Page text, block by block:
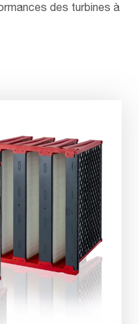
des turbines à